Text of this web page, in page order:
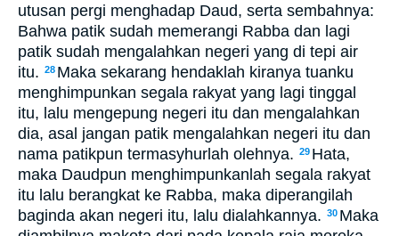
utusan pergi menghadap Daud, serta sembahnya:
Bahwa patik sudah memerangi Rabba dan lagi
patik sudah mengalahkan negeri yang di tepi air
itu. 28 Maka sekarang hendaklah kiranya tuanku
menghimpunkan segala rakyat yang lagi tinggal
itu, lalu mengepung negeri itu dan mengalahkan
dia, asal jangan patik mengalahkan negeri itu dan
nama patikpun termasyhurlah olehnya. 29 Hata,
maka Daudpun menghimpunkanlah segala rakyat
itu lalu berangkat ke Rabba, maka diperangilah
baginda akan negeri itu, lalu dialahkannya. 30 Maka